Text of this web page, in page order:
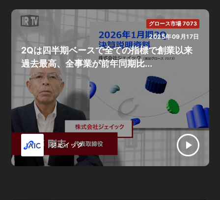
グロース市場 7073
2025年09月17日
ジェイック
2Qは四半期ベースで全ての指標で創業以来
過去最高、全事業が前年同期比...